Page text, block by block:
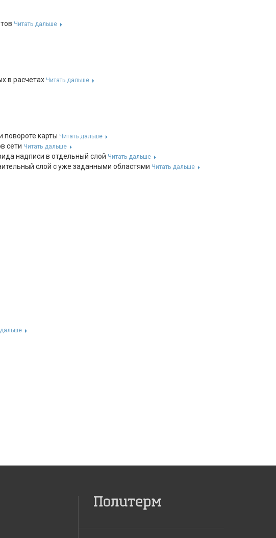
Читать дальше
в расчетах Читать дальше
карты Читать дальше
сети Читать дальше
надписи в отдельный слой Читать дальше
слой с уже заданными областями Читать дальше